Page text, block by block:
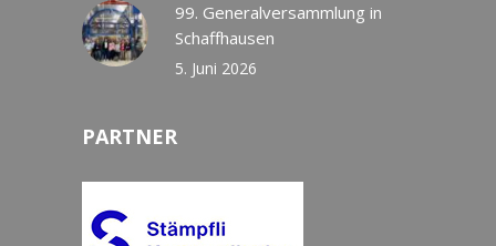
99. Generalversammlung in
Schaffhausen
5. Juni 2026
PARTNER